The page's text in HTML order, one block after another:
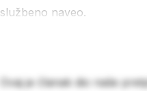
službeno naveo.
Ovaj je članak dio naše